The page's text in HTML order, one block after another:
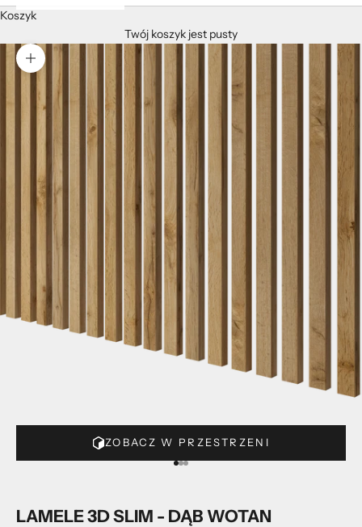
Koszyk
Twój koszyk jest pusty
Przybliż
ZOBACZ W PRZESTRZENI
Przejdź do 1
Przejdź do 2
Przejdź do 3
LAMELE 3D SLIM - DĄB WOTAN